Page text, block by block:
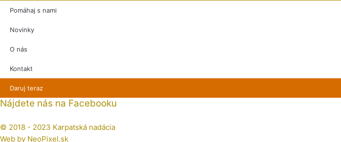
Pomáhaj s nami
Novinky
O nás
Kontakt
Daruj teraz
Nájdete nás na Facebooku
© 2018 - 2023 Karpatská nadácia
Web by NeoPixel.sk